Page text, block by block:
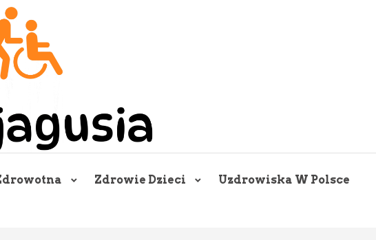
Zdrowie Dzieci Uzdrowiska W Polsce